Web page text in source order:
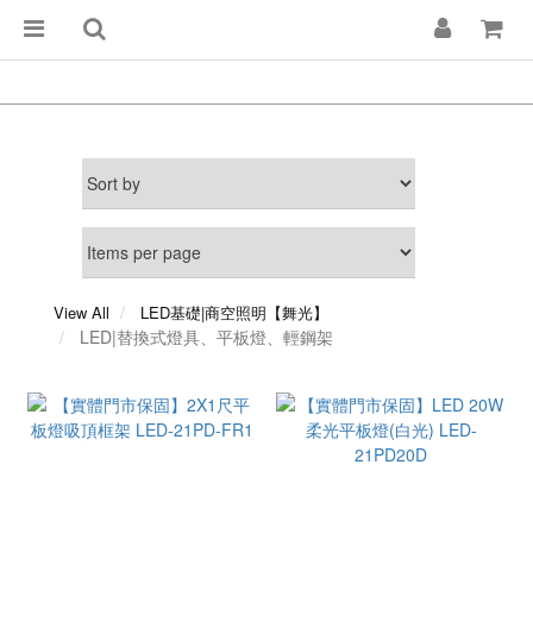
View All LED基礎|商空照明【舞光】
LED|替換式燈具、平板燈、輕鋼架